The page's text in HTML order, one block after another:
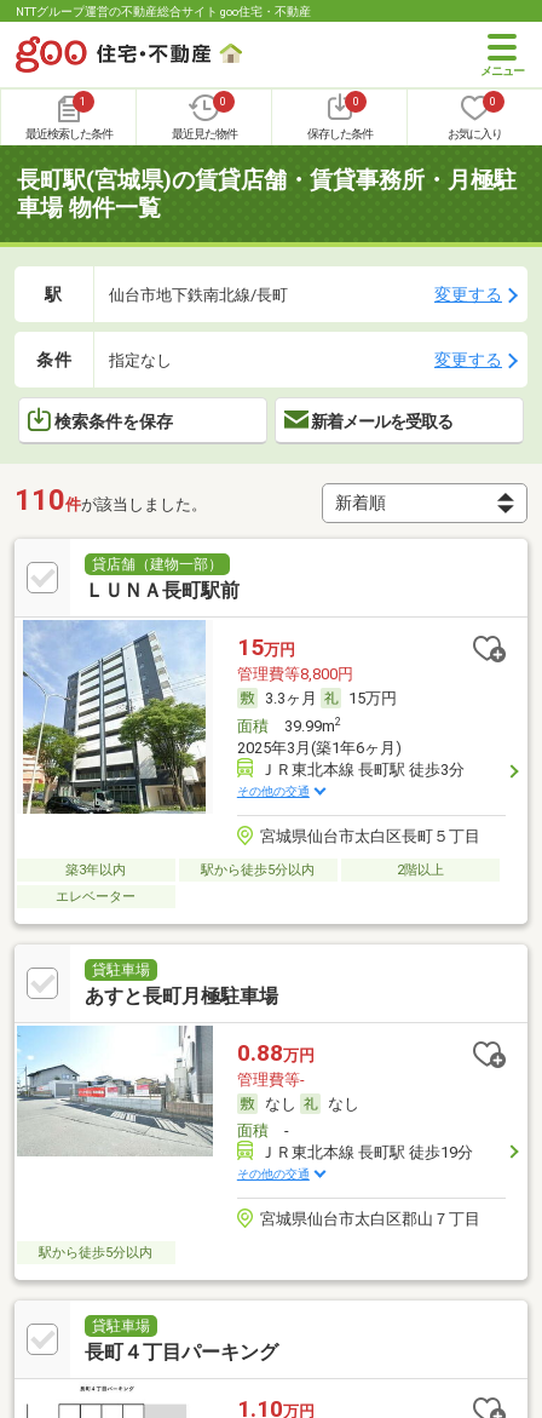
NTTグループ運営の不動産総合サイト goo住宅・不動産
1
最近検索した条件
0
最近見た物件
0
保存した条件
0
お気に入り
長町駅(宮城県)の賃貸店舗・賃貸事務所・月極駐
車場 物件一覧
駅 仙台市地下鉄南北線/長町 変更する
条件 指定なし 変更する
検索条件を保存 新着メールを受取る
110件が該当しました。
貸店舗（建物一部）
ＬＵＮＡ長町駅前
15万円
管理費等8,800円
3.3ヶ月
15万円
面積39.99m2
2025年3月(築1年6ヶ月)
ＪＲ東北本線 長町駅 徒歩3分
その他の交通
宮城県仙台市太白区長町５丁目
築3年以内 駅から徒歩5分以内
2階以上
エレベーター
貸駐車場
あすと長町月極駐車場
0.88万円
管理費等-
なし
なし
面積-
ＪＲ東北本線 長町駅 徒歩19分
その他の交通
宮城県仙台市太白区郡山７丁目
駅から徒歩5分以内
貸駐車場
長町４丁目パーキング
1.10万円